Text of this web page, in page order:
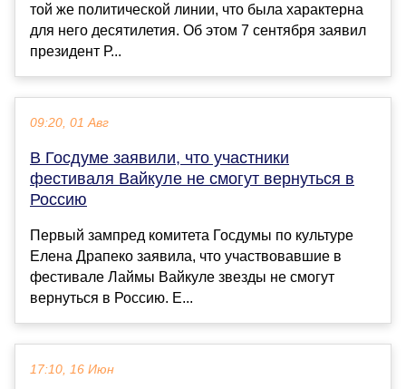
той же политической линии, что была характерна
для него десятилетия. Об этом 7 сентября заявил
президент Р...
09:20, 01 Авг
В Госдуме заявили, что участники
фестиваля Вайкуле не смогут вернуться в
Россию
Первый зампред комитета Госдумы по культуре
Елена Драпеко заявила, что участвовавшие в
фестивале Лаймы Вайкуле звезды не смогут
вернуться в Россию. Е...
17:10, 16 Июн